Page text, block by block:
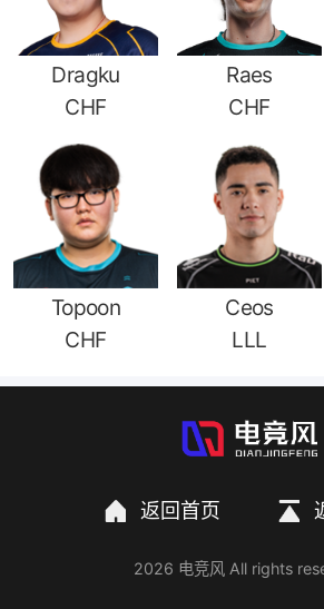
Dragku
CHF
Raes
CHF
Topoon
CHF
Ceos
LLL
返回首页
2026 电竞风 All rights